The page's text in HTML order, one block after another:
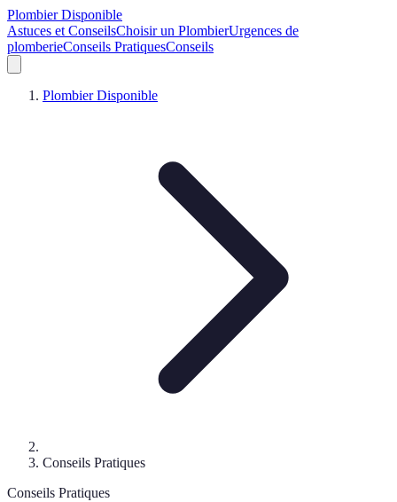
Plombier Disponible
Astuces et ConseilsChoisir un PlombierUrgences de
plomberieConseils PratiquesConseils
Plombier Disponible
Conseils Pratiques
Conseils Pratiques